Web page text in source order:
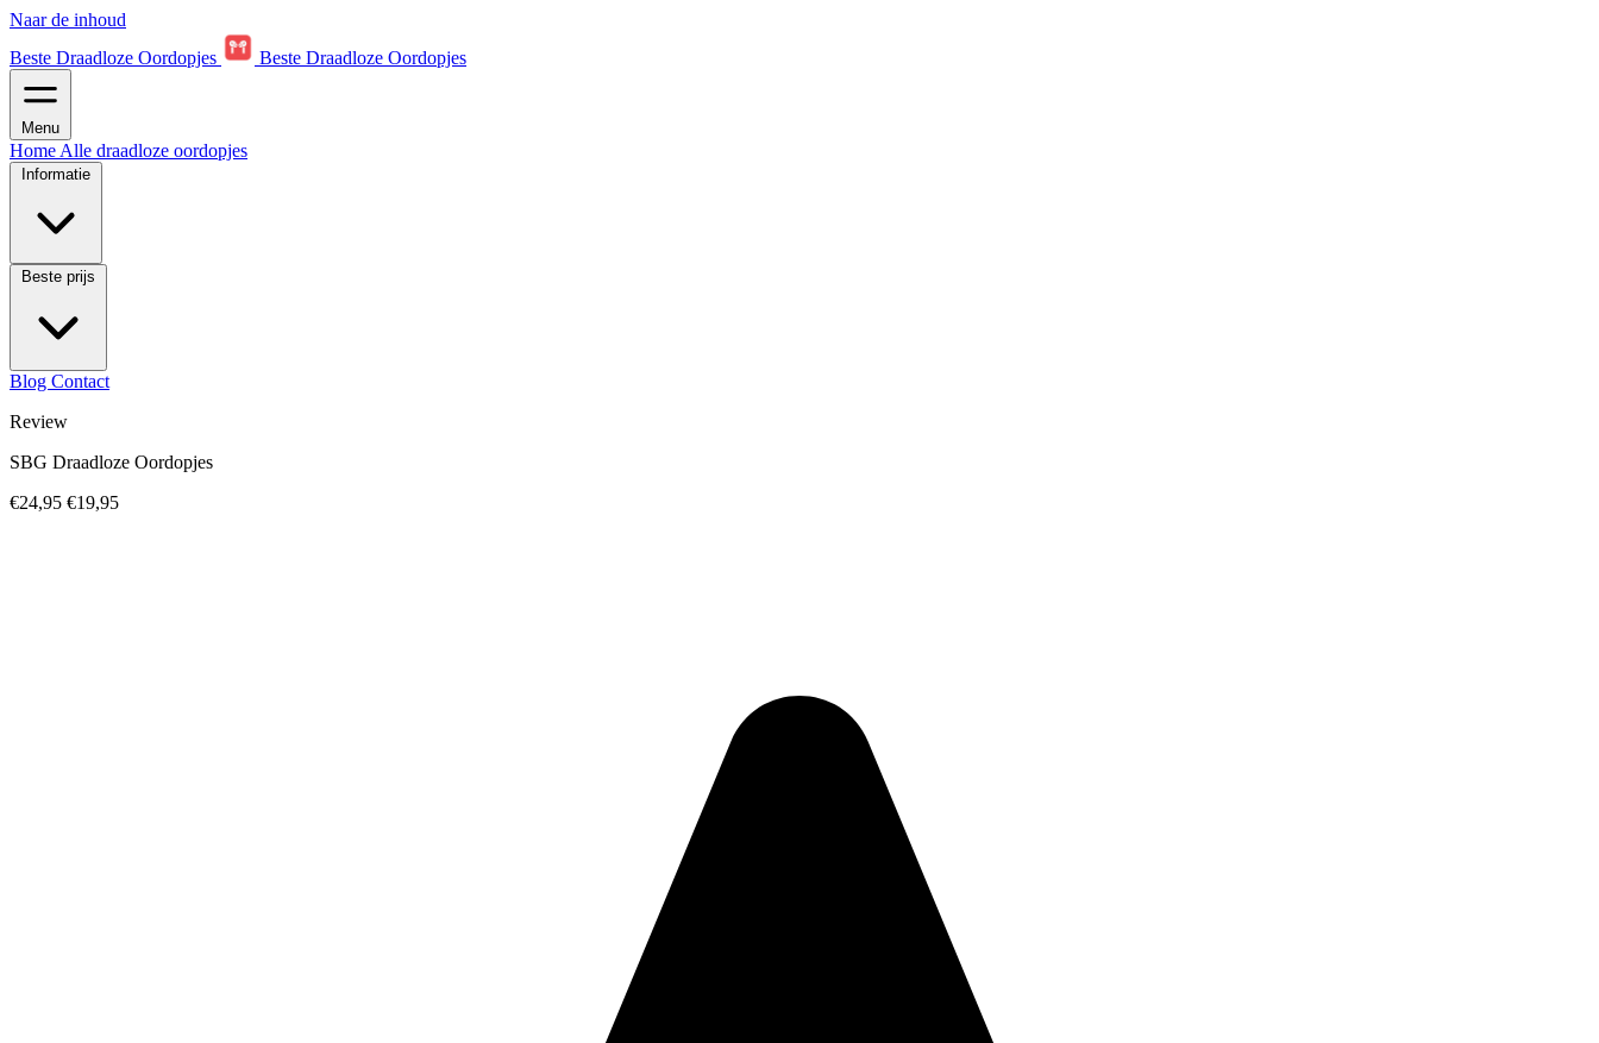
Naar de inhoud
Beste Draadloze Oordopjes
Beste Draadloze Oordopjes
Menu
Home Alle draadloze oordopjes
Informatie
Beste prijs
Blog Contact
Review
SBG Draadloze Oordopjes
€24,95 €19,95